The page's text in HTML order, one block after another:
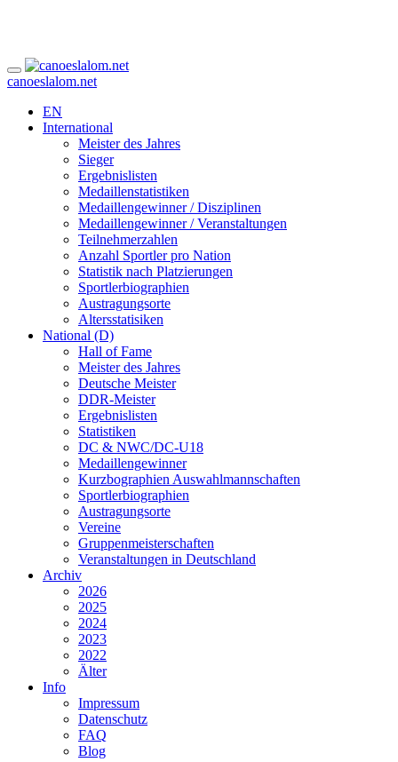
canoeslalom.net
EN
International
Meister des Jahres
Sieger
Ergebnislisten
Medaillenstatistiken
Medaillengewinner / Disziplinen
Medaillengewinner / Veranstaltungen
Teilnehmerzahlen
Anzahl Sportler pro Nation
Statistik nach Platzierungen
Sportlerbiographien
Austragungsorte
Altersstatisiken
National (D)
Hall of Fame
Meister des Jahres
Deutsche Meister
DDR-Meister
Ergebnislisten
Statistiken
DC & NWC/DC-U18
Medaillengewinner
Kurzbographien Auswahlmannschaften
Sportlerbiographien
Austragungsorte
Vereine
Gruppenmeisterschaften
Veranstaltungen in Deutschland
Archiv
2026
2025
2024
2023
2022
Älter
Info
Impressum
Datenschutz
FAQ
Blog